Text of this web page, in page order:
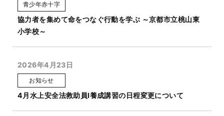
青少年赤十字
協力者を集めて命をつなぐ行動を学ぶ ～京都市立桃山東
小学校～
2026年4月23日
お知らせ
4月水上安全法救助員Ⅰ養成講習の日程変更について